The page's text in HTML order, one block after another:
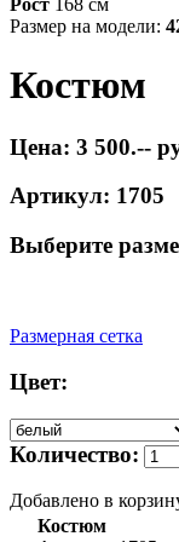
Размер на модели:
Костюм
Цена: 3 500.--
Артикул: 1705
Выберите
Размерная сетка
Цвет:
Количество:
Добавлено в
Костюм